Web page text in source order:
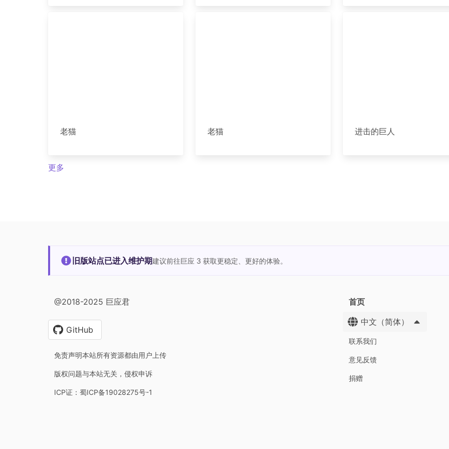
老猫 老猫 进击的巨人
更多
旧版站点已进入维护期建议前往巨应 3 获取更稳定、更好的体验。
@2018-2025 巨应君
GitHub
免责声明本站所有资源都由用户上传
版权问题与本站无关，侵权申诉
ICP证：蜀ICP备19028275号-1
首页
中文（简体）
联系我们
意见反馈
捐赠